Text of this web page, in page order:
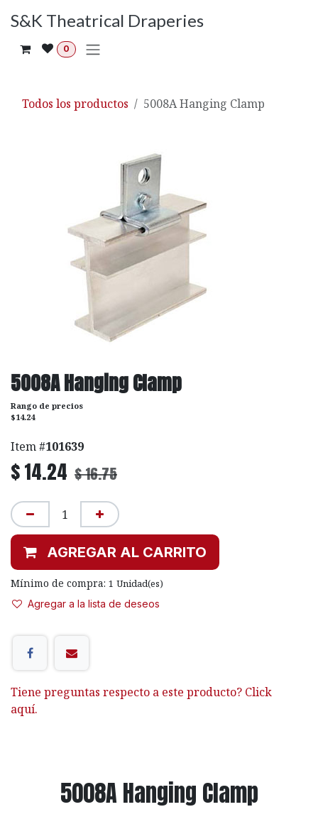
S&K Theatrical Draperies
0
Todos los productos 5008A Hanging Clamp
5008A Hanging Clamp
Rango de precios
$14.24
Item #101639
$14.24 $16.75
AGREGAR AL CARRITO
Mínimo de compra: 1 Unidad(es)
Agregar a la lista de deseos
Tiene preguntas respecto a este producto? Click
aquí.
5008A Hanging Clamp